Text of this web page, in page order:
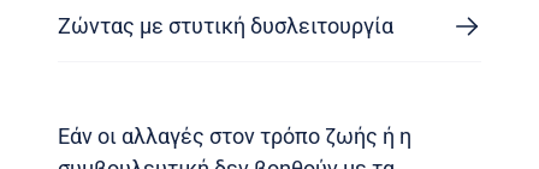
Ζώντας με στυτική δυσλειτουργία
Εάν οι αλλαγές στον τρόπο ζωής ή η